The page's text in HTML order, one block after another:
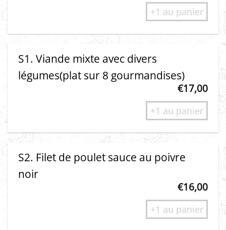
+1 au panier
S1. Viande mixte avec divers
légumes(plat sur 8 gourmandises)
€17,00
+1 au panier
S2. Filet de poulet sauce au poivre
noir
€16,00
+1 au panier